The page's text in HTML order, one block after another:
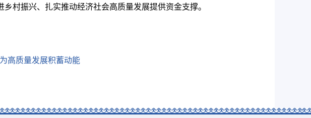
村振兴、扎实推动经济社会高质量发展提供资金支撑。
高质量发展积蓄动能